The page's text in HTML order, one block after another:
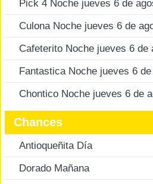
Pick 4 Noche jueves 6 de
Culona Noche jueves 6 de
Cafeterito Noche jueves 6 de
Fantastica Noche jueves 6
Chontico Noche jueves 6 de
Chances
Antioqueñita Día
Dorado Mañana